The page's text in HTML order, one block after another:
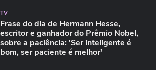
TV
Frase do dia de Hermann Hesse,
escritor e ganhador do Prêmio Nobel,
sobre a paciência: 'Ser inteligente é
bom, ser paciente é melhor'